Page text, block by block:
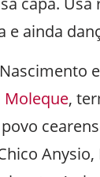
e ainda
Moleque,
Anysio,